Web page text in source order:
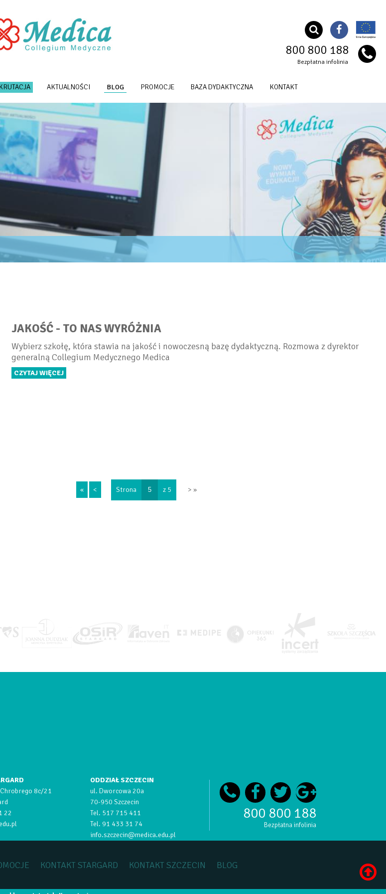
800 800 188
Bezpłatna infolinia
AKTUALNOŚCI BLOG PROMOCJE BAZA DYDAKTYCZNA KONTAKT
JAKOŚĆ - TO NAS WYRÓŻNIA
Wybierz szkołę, która stawia na jakość i nowoczesną bazę dydaktyczną. Rozmowa z dyrektor
generalną Collegium Medycznego Medica
CZYTAJ WIĘCEJ
« < Strona z 5 > »
8c/21
22
ODDZIAŁ SZCZECIN
ul. Dworcowa 20a
70-950 Szczecin
Tel. 517 715 411
Tel. 91 433 31 74
info.szczecin@medica.edu.pl
800 800 188
Bezpłatna infolinia
KONTAKT STARGARD KONTAKT SZCZECIN BLOG